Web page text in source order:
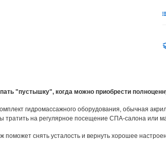
"пустышку", когда можно приобрести
гидромассажного оборудования, обычная
тратить на регулярное посещение СПА-салона или
поможет снять усталость и вернуть хорошее